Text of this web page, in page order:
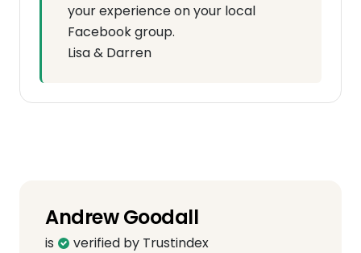
your experience on your local
Facebook group.
Lisa & Darren
Andrew Goodall
is verified by Trustindex